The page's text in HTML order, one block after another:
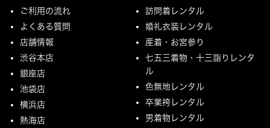
ご利用の流れ
よくある質問
店舗情報
渋谷本店
銀座店
池袋店
横浜店
熱海店
訪問着レンタル
婚礼衣装レンタル
産着・お宮参り
七五三着物・十三詣りレンタ
ル
色無地レンタル
卒業袴レンタル
男着物レンタル